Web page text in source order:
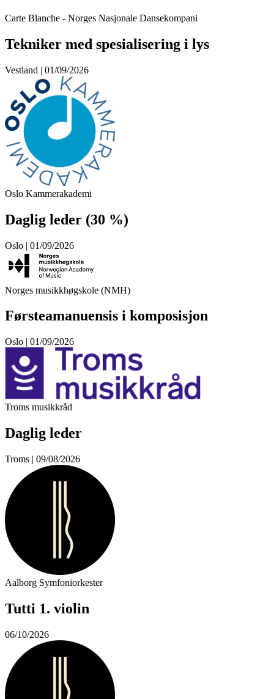
Carte Blanche - Norges Nasjonale Dansekompani
Tekniker med spesialisering i lys
Vestland | 01/09/2026
Oslo Kammerakademi
Daglig leder (30 %)
Oslo | 01/09/2026
Norges musikkhøgskole (NMH)
Førsteamanuensis i komposisjon
Oslo | 01/09/2026
Troms musikkråd
Daglig leder
Troms | 09/08/2026
Aalborg Symfoniorkester
Tutti 1. violin
06/10/2026